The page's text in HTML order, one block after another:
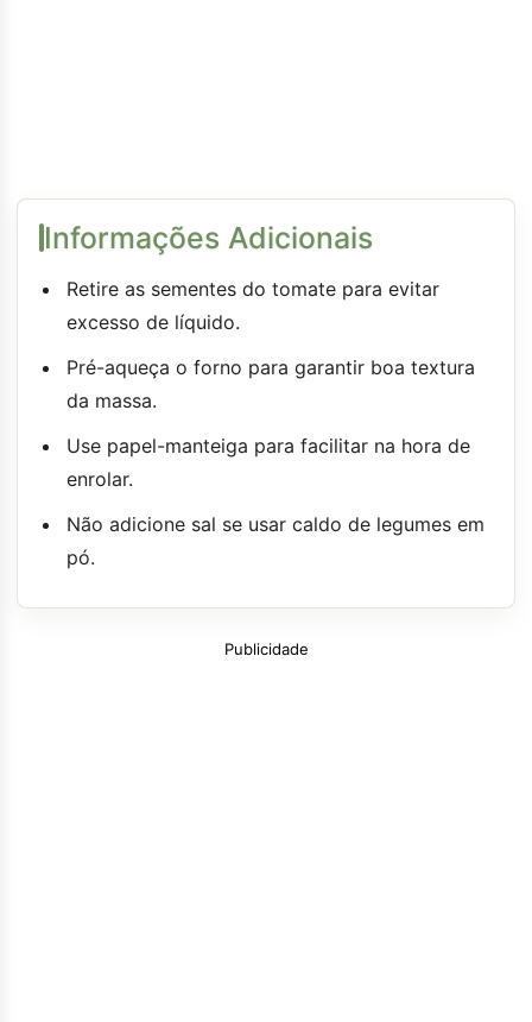
Informações Adicionais
Retire as sementes do tomate para evitar
excesso de líquido.
Pré-aqueça o forno para garantir boa textura
da massa.
Use papel-manteiga para facilitar na hora de
enrolar.
Não adicione sal se usar caldo de legumes em
pó.
Publicidade